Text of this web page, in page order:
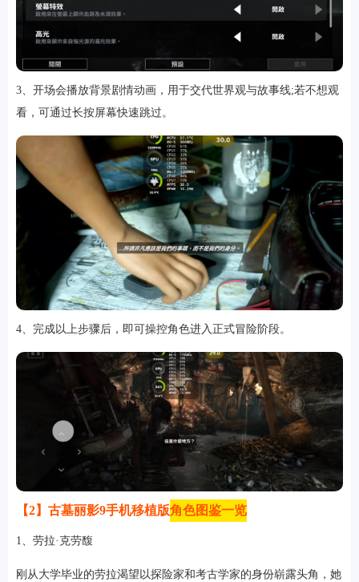
软件
3、开场会播放背景剧情动画，用于交代世界观与故事线;若不想观
看，可通过长按屏幕快速跳过。
4、完成以上步骤后，即可操控角色进入正式冒险阶段。
【2】古墓丽影9手机移植版角色图鉴一览
1、劳拉·克劳馥
刚从大学毕业的劳拉渴望以探险家和考古学家的身份崭露头角，她